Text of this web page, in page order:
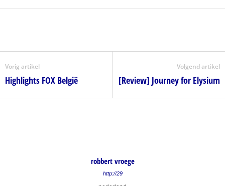
Vorig artikel
Highlights FOX België
Volgend artikel
[Review] Journey for Elysium
robbert vroege
http://29